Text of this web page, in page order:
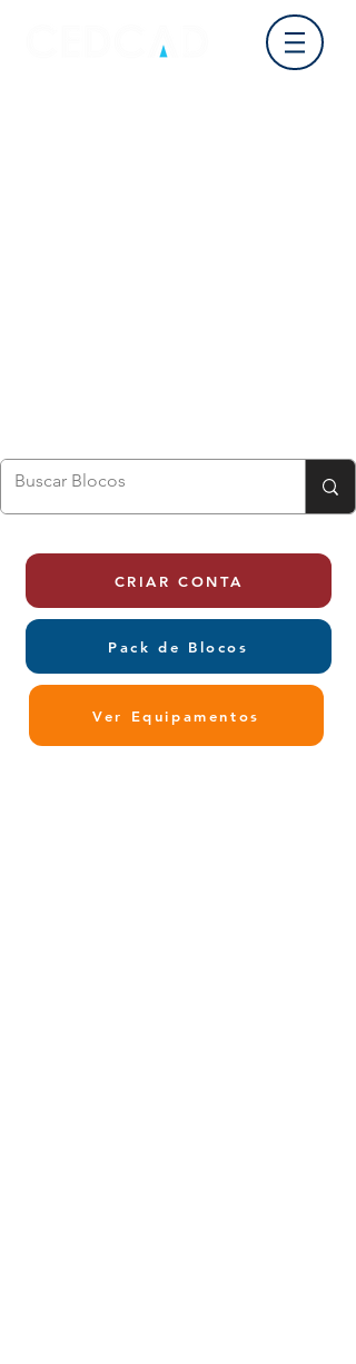
CRIAR CONTA
Pack de Blocos
Ver Equipamentos